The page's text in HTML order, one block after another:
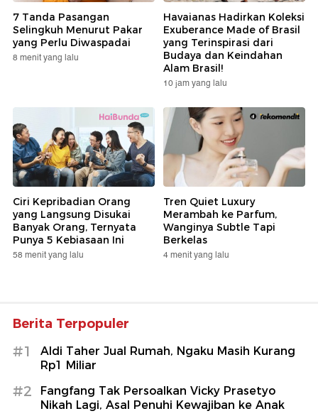
7 Tanda Pasangan
Selingkuh Menurut Pakar
yang Perlu Diwaspadai
8 menit yang lalu
Havaianas Hadirkan Koleksi
Exuberance Made of Brasil
yang Terinspirasi dari
Budaya dan Keindahan
Alam Brasil!
10 jam yang lalu
Ciri Kepribadian Orang
yang Langsung Disukai
Banyak Orang, Ternyata
Punya 5 Kebiasaan Ini
58 menit yang lalu
Tren Quiet Luxury
Merambah ke Parfum,
Wanginya Subtle Tapi
Berkelas
4 menit yang lalu
Berita Terpopuler
#1
Aldi Taher Jual Rumah, Ngaku Masih Kurang
Rp1 Miliar
#2
Fangfang Tak Persoalkan Vicky Prasetyo
Nikah Lagi, Asal Penuhi Kewajiban ke Anak